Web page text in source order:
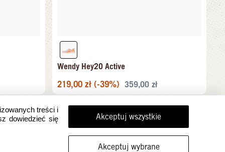
Wendy Hey2O Active
219,00 zł (-39%) 359,00 zł
treści i
dowiedzieć się
Akceptuj wszystkie
Akceptuj wybrane